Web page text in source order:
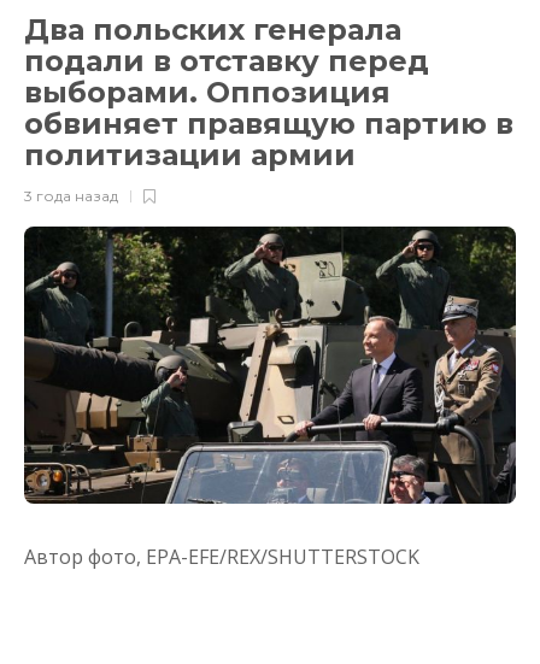
Два польских генерала
подали в отставку перед
выборами. Оппозиция
обвиняет правящую партию в
политизации армии
3 года назад
Автор фото, EPA-EFE/REX/SHUTTERSTOCK